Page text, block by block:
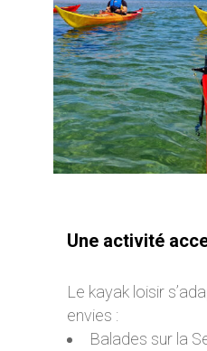
Une activité
Le kayak loisir
envies :
Balades sur la